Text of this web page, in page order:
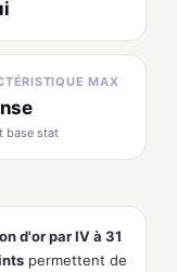
MAX
base stat
d'or par IV à 31
permettent de